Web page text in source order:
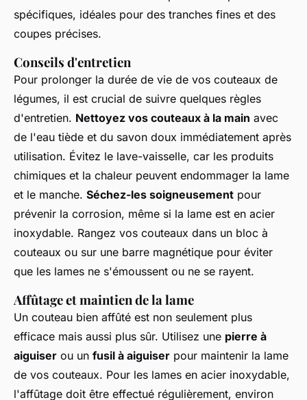
spécifiques, idéales pour des tranches fines et des
coupes précises.
Conseils d'entretien
Pour prolonger la durée de vie de vos couteaux de
légumes, il est crucial de suivre quelques règles
d'entretien. Nettoyez vos couteaux à la main avec
de l'eau tiède et du savon doux immédiatement après
utilisation. Évitez le lave-vaisselle, car les produits
chimiques et la chaleur peuvent endommager la lame
et le manche. Séchez-les soigneusement pour
prévenir la corrosion, même si la lame est en acier
inoxydable. Rangez vos couteaux dans un bloc à
couteaux ou sur une barre magnétique pour éviter
que les lames ne s'émoussent ou ne se rayent.
Affûtage et maintien de la lame
Un couteau bien affûté est non seulement plus
efficace mais aussi plus sûr. Utilisez une pierre à
aiguiser ou un fusil à aiguiser pour maintenir la lame
de vos couteaux. Pour les lames en acier inoxydable,
l'affûtage doit être effectué régulièrement, environ